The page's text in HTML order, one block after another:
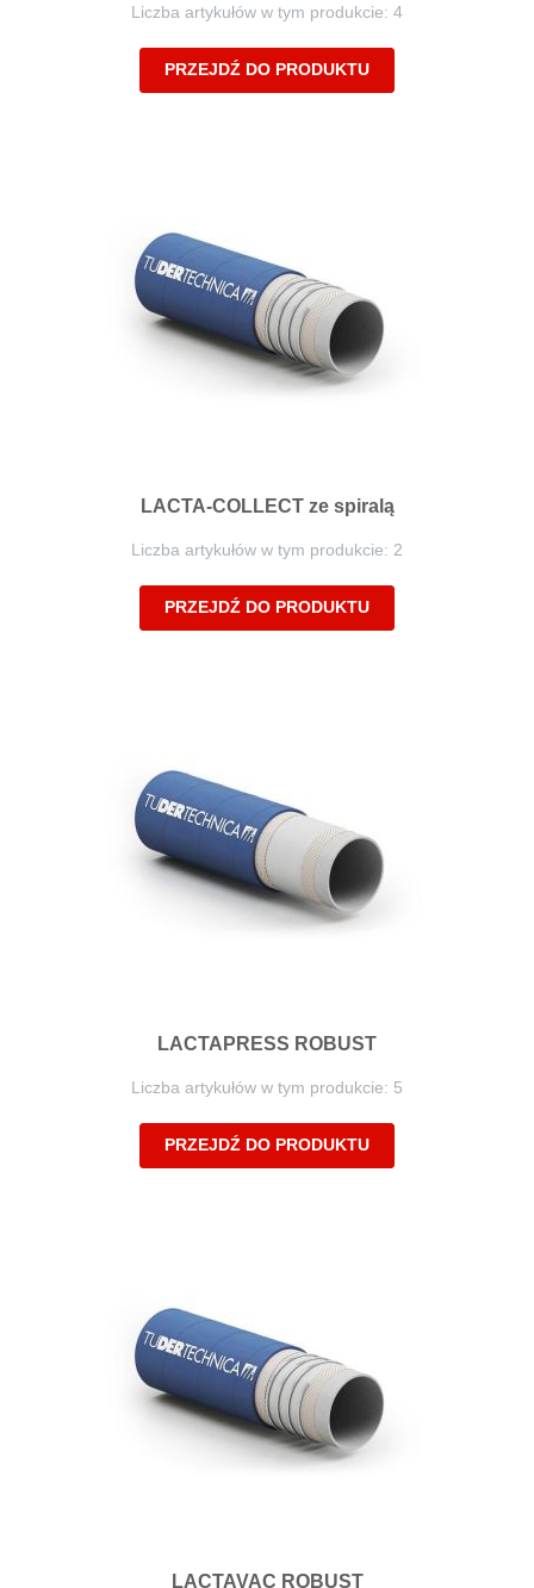
Liczba artykułów w tym produkcie: 4
PRZEJDŹ DO PRODUKTU
LACTA-COLLECT ze spiralą
Liczba artykułów w tym produkcie: 2
PRZEJDŹ DO PRODUKTU
LACTAPRESS ROBUST
Liczba artykułów w tym produkcie: 5
PRZEJDŹ DO PRODUKTU
LACTAVAC ROBUST